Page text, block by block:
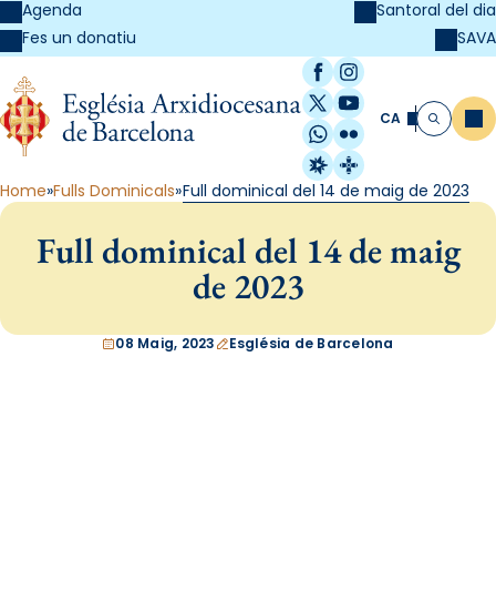
Agenda
Fes un donatiu
Santoral del dia
SAVA
Facebook
Instagram
X / Twitter
YouTube
WhatsApp
Flickr
Radio Estel
Catalunya
CA Cerca
Home Fulls Dominicals Full dominical del 14 de maig de 2023
Full dominical del 14 de maig
de 2023
08 Maig, 2023 Església de Barcelona